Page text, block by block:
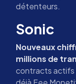
détenteurs.
Sonic
Nouveaux
millions de
contracts actifs